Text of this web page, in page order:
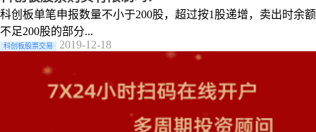
科创板单笔申报数量不小于200股，超过按1股递增，卖出时余额
不足200股的部分...
科创板股票交易 2019-12-18